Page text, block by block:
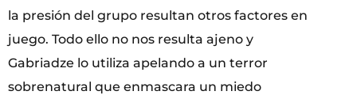
la presión del grupo resultan otros factores en
juego. Todo ello no nos resulta ajeno y
Gabriadze lo utiliza apelando a un terror
sobrenatural que enmascara un miedo